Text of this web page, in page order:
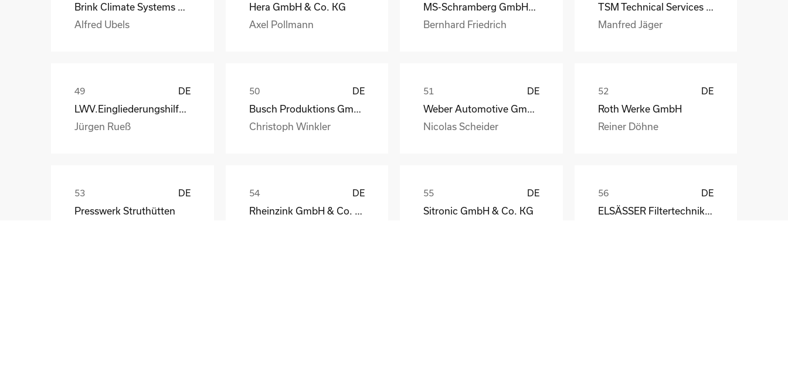
Alfred Ubels
Hera GmbH & Co. KG
Axel Pollmann
Bernhard Friedrich
Manfred Jäger
DE
Jürgen Rueß
DE
Christoph Winkler
DE
Nicolas Scheider
DE
Roth Werke GmbH
Reiner Döhne
DE
Presswerk Struthütten
DE DE
Sitronic GmbH & Co. KG
DE